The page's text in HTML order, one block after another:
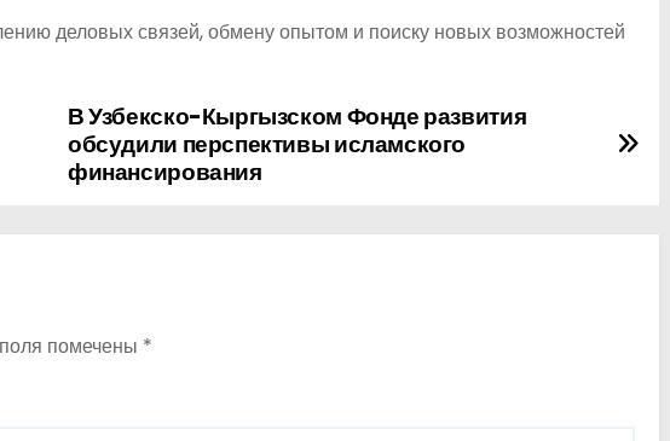
деловых связей, обмену опытом и поиску новых возможностей
В Узбекско-Кыргызском Фонде развития
обсудили перспективы исламского
финансирования
помечены *